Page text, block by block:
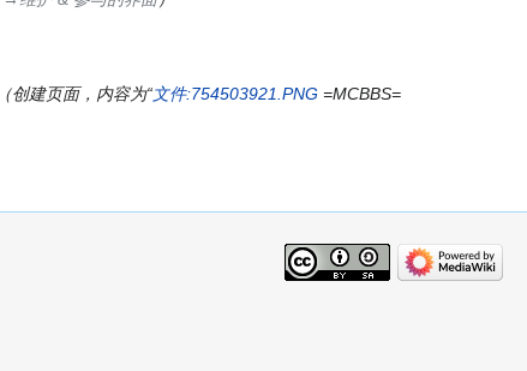
创建页面，内容为“文件:754503921.PNG=MCBBS=